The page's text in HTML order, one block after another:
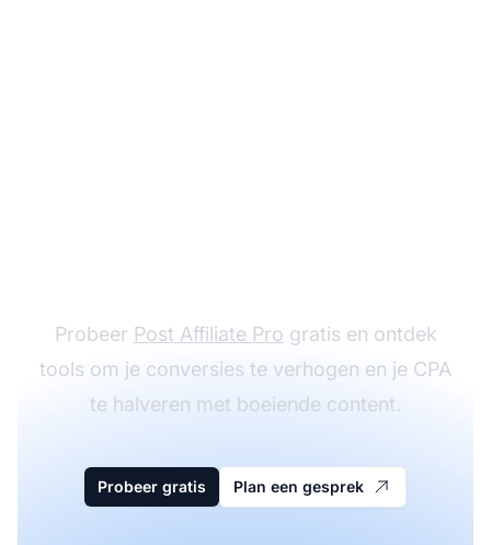
Probeer Post Affiliate Pro gratis en ontdek
tools om je conversies te verhogen en je CPA
te halveren met boeiende content.
Probeer gratis Plan een gesprek